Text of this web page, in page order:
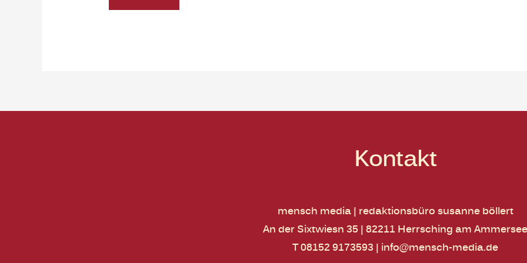
Kontakt
mensch media | redaktionsbüro susanne böllert
An der Sixtwiesn 35 | 82211 Herrsching am Ammersee
T 08152 9173593| info@mensch-media.de